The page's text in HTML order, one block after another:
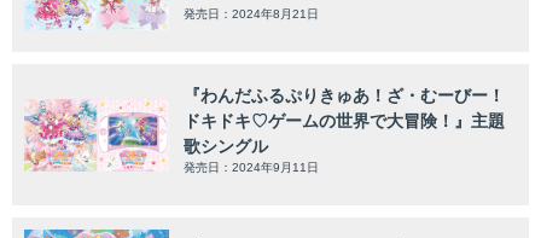
発売日：2024年8月21日
『わんだふるぷりきゅあ！ざ・むーびー！
ドキドキ♡ゲームの世界で大冒険！』主題
歌シングル
発売日：2024年9月11日